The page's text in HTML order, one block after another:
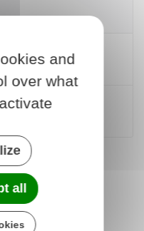
: quels
cours lors de
?
and
over what
all